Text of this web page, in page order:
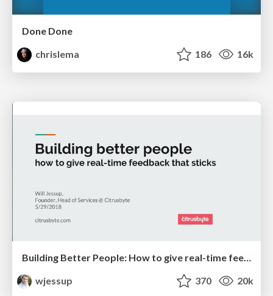
Done Done
chrislema
186 16k
Building Better People: How to give real-time feedback that sticks.
wjessup
370 20k